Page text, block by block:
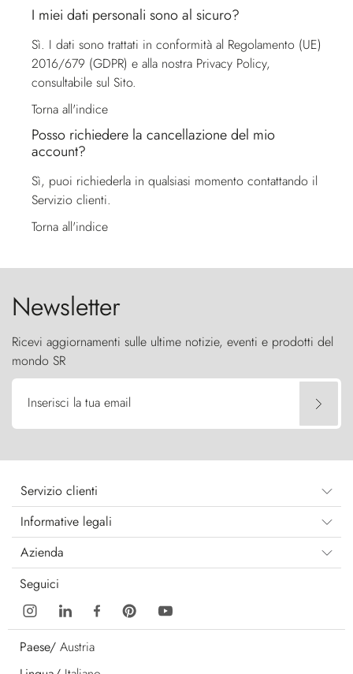
I miei dati personali sono al sicuro?
Sì. I dati sono trattati in conformità al Regolamento (UE)
2016/679 (GDPR) e alla nostra Privacy Policy,
consultabile sul Sito.
Torna all'indice
Posso richiedere la cancellazione del mio
account?
Sì, puoi richiederla in qualsiasi momento contattando il
Servizio clienti.
Torna all'indice
Newsletter
Ricevi aggiornamenti sulle ultime notizie, eventi e prodotti del
mondo SR
Inserisci la tua email
Servizio clienti
Informative legali
Azienda
Seguici
Paese/ Austria